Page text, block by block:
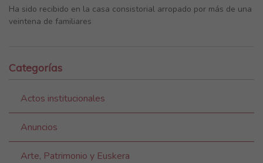
Ha sido recibido en la casa consistorial arropado por más de una
veintena de familiares
Categorías
Actos institucionales
Anuncios
Arte, Patrimonio y Euskera